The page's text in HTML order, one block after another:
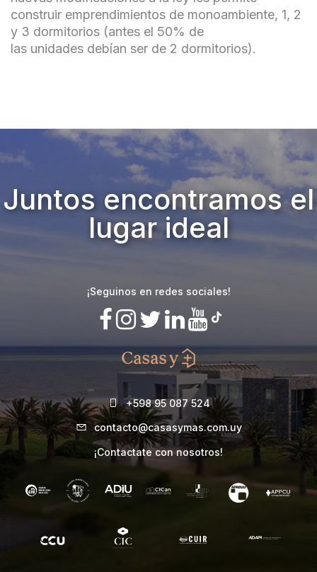
construir emprendimientos de monoambiente, 1, 2
y 3 dormitorios (antes el 50% de
las unidades debían ser de 2 dormitorios).
Juntos encontramos el
lugar ideal
¡Seguinos en redes sociales!
+598 95 087 524
contacto@casasymas.com.uy
¡Contactate con nosotros!